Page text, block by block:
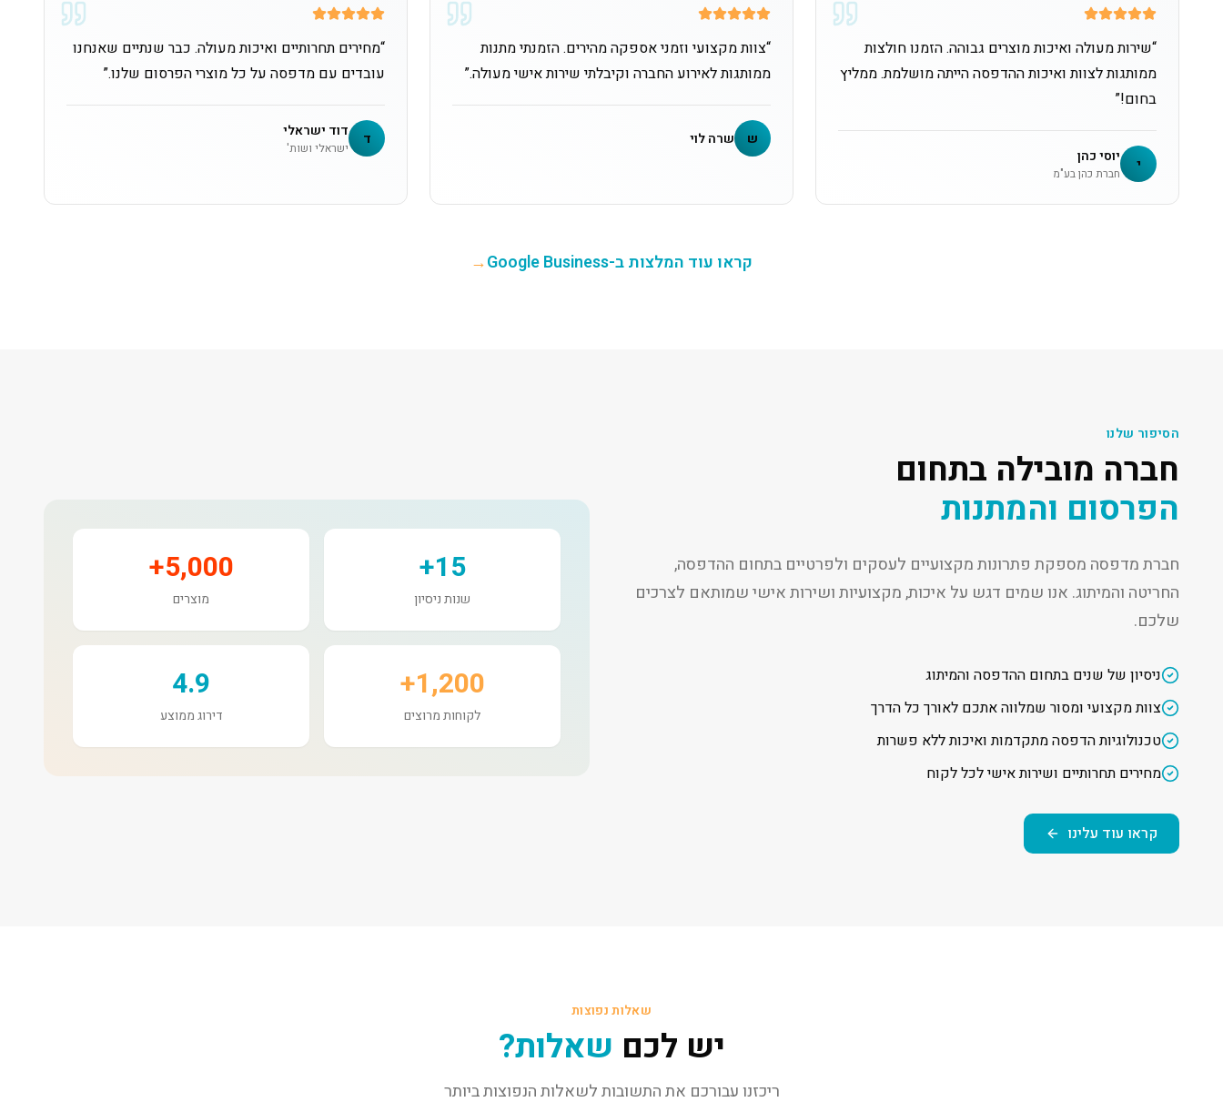
“שירות מעולה ואיכות מוצרים גבוהה. הזמנו חולצות
ממותגות לצוות ואיכות ההדפסה הייתה מושלמת. ממליץ
בחום!”
י יוסי כהן
חברת כהן בע"מ
“צוות מקצועי וזמני אספקה מהירים. הזמנתי מתנות
ממותגות לאירוע החברה וקיבלתי שירות אישי מעולה.”
ש שרה לוי
“מחירים תחרותיים ואיכות מעולה. כבר שנתיים שאנחנו
עובדים עם מדפסה על כל מוצרי הפרסום שלנו.”
ד דוד ישראלי
ישראלי ושות'
קראו עוד המלצות ב-Google Business →
הסיפור שלנו
חברה מובילה בתחום
הפרסום והמתנות
חברת מדפסה מספקת פתרונות מקצועיים לעסקים ולפרטיים בתחום ההדפסה,
החריטה והמיתוג. אנו שמים דגש על איכות, מקצועיות ושירות אישי שמותאם לצרכים
שלכם.
ניסיון של שנים בתחום ההדפסה והמיתוג
צוות מקצועי ומסור שמלווה אתכם לאורך כל הדרך
טכנולוגיות הדפסה מתקדמות ואיכות ללא פשרות
מחירים תחרותיים ושירות אישי לכל לקוח
קראו עוד עלינו
15+
שנות ניסיון
5,000+
מוצרים
1,200+
לקוחות מרוצים
4.9
דירוג ממוצע
שאלות נפוצות
יש לכם שאלות?
ריכזנו עבורכם את התשובות לשאלות הנפוצות ביותר